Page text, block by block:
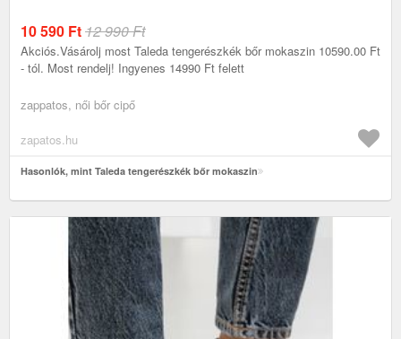
10 590 Ft12 990 Ft
Akciós.Vásárolj most Taleda tengerészkék bőr mokaszin 10590.00 Ft
- tól. Most rendelj! Ingyenes 14990 Ft felett
zappatos, női bőr cipő
zapatos.hu
Hasonlók, mint Taleda tengerészkék bőr mokaszin